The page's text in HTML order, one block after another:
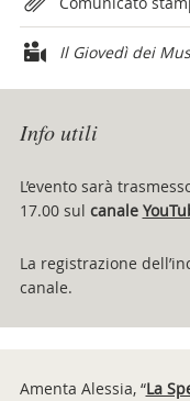
Il Giovedì dei
Info utili
L’evento sarà
17.00 sul canale
La registrazione
canale.
Amenta Alessia, “La